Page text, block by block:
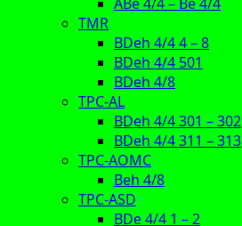
TMR
BDeh 4/4 4 – 8
BDeh 4/4 501
BDeh 4/8
TPC-AL
BDeh 4/4 301 – 302
BDeh 4/4 311 – 313
TPC-AOMC
Beh 4/8
TPC-ASD
BDe 4/4 1 – 2